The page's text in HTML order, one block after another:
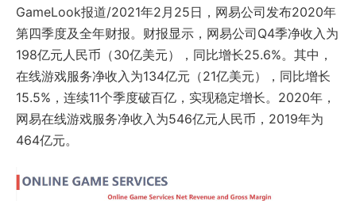
GameLook报道/2021年2月25日，网易公司发布2020年
第四季度及全年财报。财报显示，网易公司Q4季净收入为
198亿元人民币（30亿美元），同比增长25.6%。其中，
在线游戏服务净收入为134亿元（21亿美元），同比增长
15.5%，连续11个季度破百亿，实现稳定增长。2020年，
网易在线游戏服务净收入为546亿元人民币，2019年为
464亿元。